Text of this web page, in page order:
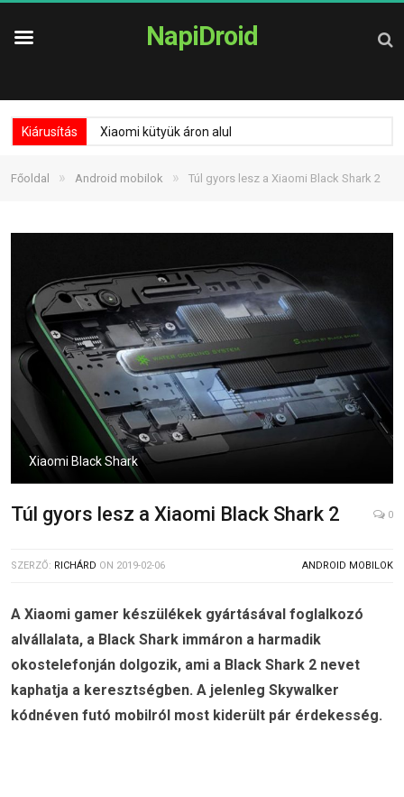
NapiDroid
Kiárusítás Xiaomi kütyük áron alul
Főoldal » Android mobilok » Túl gyors lesz a Xiaomi Black Shark 2
Xiaomi Black Shark
Túl gyors lesz a Xiaomi Black Shark 2 0
SZERZŐ: RICHÁRD ON 2019-02-06 ANDROID MOBILOK
A Xiaomi gamer készülékek gyártásával foglalkozó
alvállalata, a Black Shark immáron a harmadik
okostelefonján dolgozik, ami a Black Shark 2 nevet
kaphatja a keresztségben. A jelenleg Skywalker
kódnéven futó mobilról most kiderült pár érdekesség.